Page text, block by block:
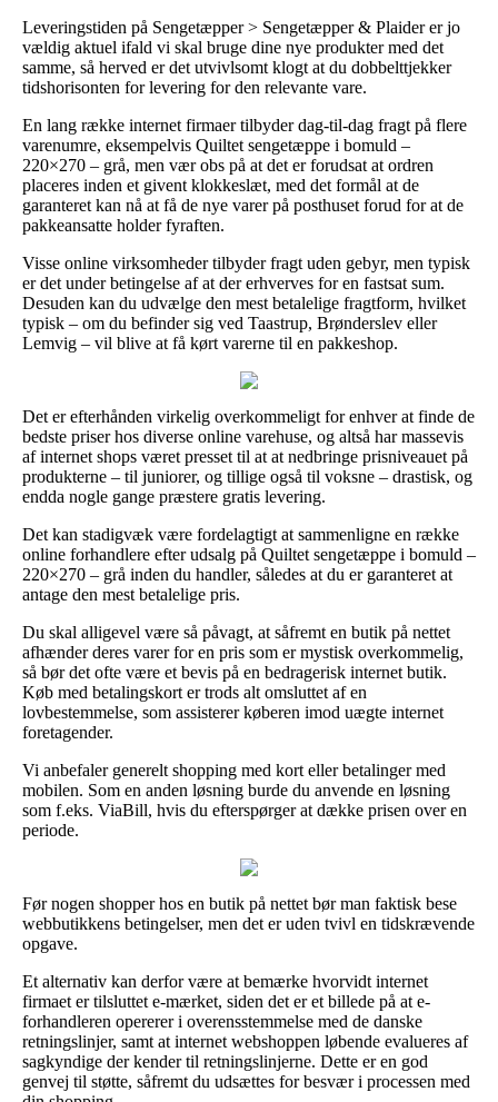
Leveringstiden på Sengetæpper > Sengetæpper & Plaider er jo
vældig aktuel ifald vi skal bruge dine nye produkter med det
samme, så herved er det utvivlsomt klogt at du dobbelttjekker
tidshorisonten for levering for den relevante vare.
En lang række internet firmaer tilbyder dag-til-dag fragt på flere
varenumre, eksempelvis Quiltet sengetæppe i bomuld –
220×270 – grå, men vær obs på at det er forudsat at ordren
placeres inden et givent klokkeslæt, med det formål at de
garanteret kan nå at få de nye varer på posthuset forud for at de
pakkeansatte holder fyraften.
Visse online virksomheder tilbyder fragt uden gebyr, men typisk
er det under betingelse af at der erhverves for en fastsat sum.
Desuden kan du udvælge den mest betalelige fragtform, hvilket
typisk – om du befinder sig ved Taastrup, Brønderslev eller
Lemvig – vil blive at få kørt varerne til en pakkeshop.
Det er efterhånden virkelig overkommeligt for enhver at finde de
bedste priser hos diverse online varehuse, og altså har massevis
af internet shops været presset til at at nedbringe prisniveauet på
produkterne – til juniorer, og tillige også til voksne – drastisk, og
endda nogle gange præstere gratis levering.
Det kan stadigvæk være fordelagtigt at sammenligne en række
online forhandlere efter udsalg på Quiltet sengetæppe i bomuld –
220×270 – grå inden du handler, således at du er garanteret at
antage den mest betalelige pris.
Du skal alligevel være så påvagt, at såfremt en butik på nettet
afhænder deres varer for en pris som er mystisk overkommelig,
så bør det ofte være et bevis på en bedragerisk internet butik.
Køb med betalingskort er trods alt omsluttet af en
lovbestemmelse, som assisterer køberen imod uægte internet
foretagender.
Vi anbefaler generelt shopping med kort eller betalinger med
mobilen. Som en anden løsning burde du anvende en løsning
som f.eks. ViaBill, hvis du efterspørger at dække prisen over en
periode.
Før nogen shopper hos en butik på nettet bør man faktisk bese
webbutikkens betingelser, men det er uden tvivl en tidskrævende
opgave.
Et alternativ kan derfor være at bemærke hvorvidt internet
firmaet er tilsluttet e-mærket, siden det er et billede på at e-
forhandleren opererer i overensstemmelse med de danske
retningslinjer, samt at internet webshoppen løbende evalueres af
sagkyndige der kender til retningslinjerne. Dette er en god
genvej til støtte, såfremt du udsættes for besvær i processen med